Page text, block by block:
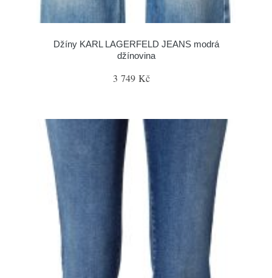
Džíny KARL LAGERFELD JEANS modrá
džínovina
3 749 Kč